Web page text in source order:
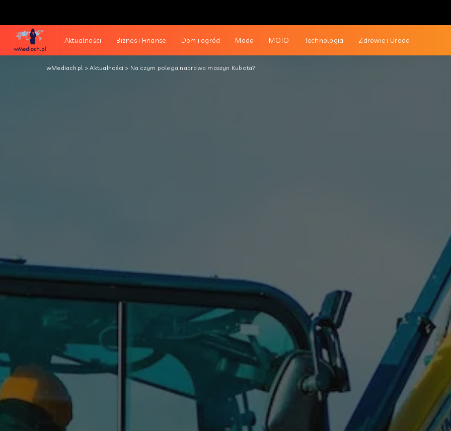
Aktualności Biznes i Finanse Dom i ogród Moda MOTO Technologia Zdrowie i Uroda
wMediach.pl>Aktualności > Na czym polega naprawa maszyn Kubota?